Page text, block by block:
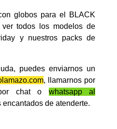
globos para el BLACK
ver todos los modelos de
y nuestros packs de
puedes enviarnos un
, llamarnos por
por chat o whatsapp al
encantados de atenderte.